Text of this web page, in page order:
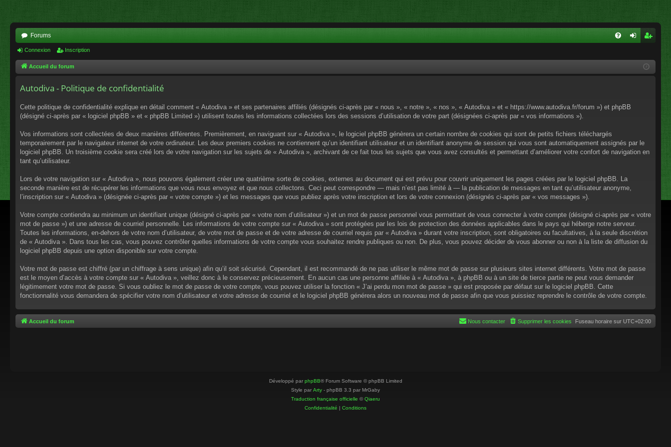
Forums
cri
Connexion Inscription
Accueil du forum
Autodiva - Politique de confidentialité
Cette politique de confidentialité explique en détail comment « Autodiva » et ses partenaires affiliés (désignés ci-après par « nous », « notre », « nos », « Autodiva » et « https://www.autodiva.fr/forum ») et phpBB
(désigné ci-après par « logiciel phpBB » et « phpBB Limited ») utilisent toutes les informations collectées lors des sessions d’utilisation de votre part (désignées ci-après par « vos informations »).
Vos informations sont collectées de deux manières différentes. Premièrement, en naviguant sur « Autodiva », le logiciel phpBB génèrera un certain nombre de cookies qui sont de petits fichiers téléchargés
temporairement par le navigateur internet de votre ordinateur. Les deux premiers cookies ne contiennent qu’un identifiant utilisateur et un identifiant anonyme de session qui vous sont automatiquement assignés par le
logiciel phpBB. Un troisième cookie sera créé lors de votre navigation sur les sujets de « Autodiva », archivant de ce fait tous les sujets que vous avez consultés et permettant d’améliorer votre confort de navigation en
tant qu’utilisateur.
Lors de votre navigation sur « Autodiva », nous pouvons également créer une quatrième sorte de cookies, externes au document qui est prévu pour couvrir uniquement les pages créées par le logiciel phpBB. La
seconde manière est de récupérer les informations que vous nous envoyez et que nous collectons. Ceci peut correspondre — mais n’est pas limité à — la publication de messages en tant qu’utilisateur anonyme,
l’inscription sur « Autodiva » (désignée ci-après par « votre compte ») et les messages que vous publiez après votre inscription et lors de votre connexion (désignés ci-après par « vos messages »).
Votre compte contiendra au minimum un identifiant unique (désigné ci-après par « votre nom d’utilisateur ») et un mot de passe personnel vous permettant de vous connecter à votre compte (désigné ci-après par « votre
mot de passe ») et une adresse de courriel personnelle. Les informations de votre compte sur « Autodiva » sont protégées par les lois de protection des données applicables dans le pays qui héberge notre serveur.
Toutes les informations, en-dehors de votre nom d’utilisateur, de votre mot de passe et de votre adresse de courriel requis par « Autodiva » durant votre inscription, sont obligatoires ou facultatives, à la seule discrétion
de « Autodiva ». Dans tous les cas, vous pouvez contrôler quelles informations de votre compte vous souhaitez rendre publiques ou non. De plus, vous pouvez décider de vous abonner ou non à la liste de diffusion du
logiciel phpBB depuis une option disponible sur votre compte.
Votre mot de passe est chiffré (par un chiffrage à sens unique) afin qu’il soit sécurisé. Cependant, il est recommandé de ne pas utiliser le même mot de passe sur plusieurs sites internet différents. Votre mot de passe
est le moyen d’accès à votre compte sur « Autodiva », veillez donc à le conservez précieusement. En aucun cas une personne affiliée à « Autodiva », à phpBB ou à un site de tierce partie ne peut vous demander
légitimement votre mot de passe. Si vous oubliez le mot de passe de votre compte, vous pouvez utiliser la fonction « J’ai perdu mon mot de passe » qui est proposée par défaut sur le logiciel phpBB. Cette
fonctionnalité vous demandera de spécifier votre nom d’utilisateur et votre adresse de courriel et le logiciel phpBB générera alors un nouveau mot de passe afin que vous puissiez reprendre le contrôle de votre compte.
Accueil du forum Fuseau horaire sur UTC+02:00
Supprimer les cookies
Nous contacter
Développé par phpBB® Forum Software © phpBB Limited
Style par Arty - phpBB 3.3 par MrGaby
Traduction française officielle ©Qiaeru
Confidentialité | Conditions